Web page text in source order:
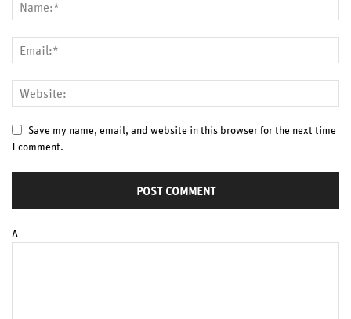
Save my name, email, and website in this browser for the next time
I comment.
Δ